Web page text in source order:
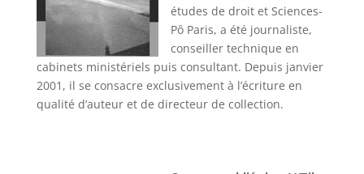
études de droit et Sciences-
Pô Paris, a été journaliste,
conseiller technique en
cabinets ministériels puis consultant. Depuis janvier
2001, il se consacre exclusivement à l’écriture en
qualité d’auteur et de directeur de collection.